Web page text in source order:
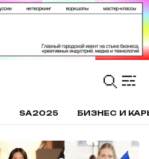
SA2025 БИЗНЕС И